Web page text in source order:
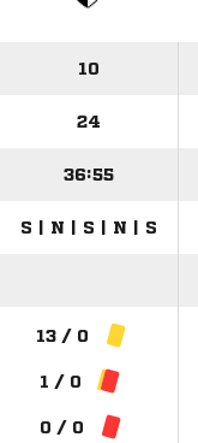
10
24
36:55
S | N | S | N | S
13 / 0
1 / 0
0 / 0